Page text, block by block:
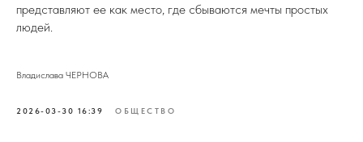
представляют ее как место, где сбываются мечты простых
людей.
Владислава ЧЕРНОВА
2026-03-30 16:39 ОБЩЕСТВО